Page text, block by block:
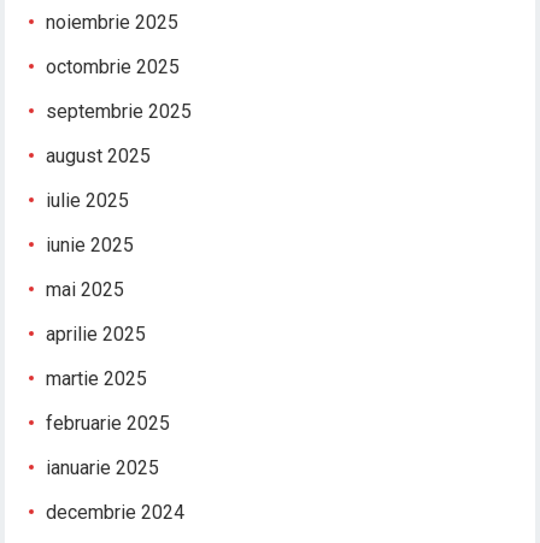
noiembrie 2025
octombrie 2025
septembrie 2025
august 2025
iulie 2025
iunie 2025
mai 2025
aprilie 2025
martie 2025
februarie 2025
ianuarie 2025
decembrie 2024